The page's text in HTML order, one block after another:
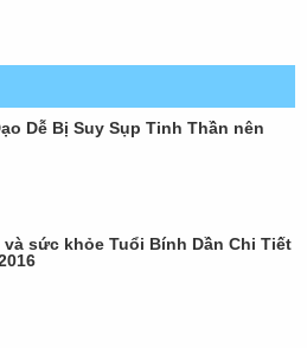
Dễ Bị Suy Sụp Tinh Thần nên
và sức khỏe Tuổi Bính Dần Chi Tiết